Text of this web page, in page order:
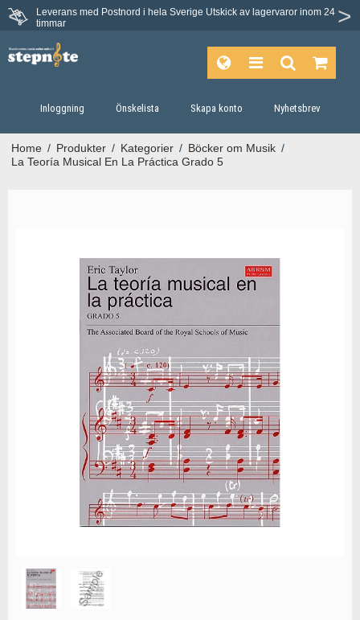
Leverans med Postnord i hela Sverige Utskick av lagervaror inom 24
timmar
Du har 30 dagars ångerrätt.
Inloggning Önskelista Skapa konto Nyhetsbrev
Home / Produkter / Kategorier / Böcker om Musik /
La Teoría Musical En La Práctica Grado 5